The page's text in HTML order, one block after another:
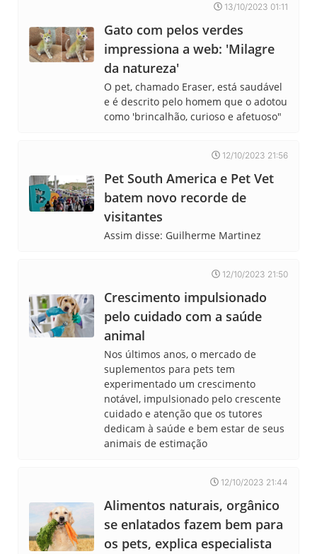
13/10/2023 01:11
Gato com pelos verdes
impressiona a web: 'Milagre
da natureza'
O pet, chamado Eraser, está saudável
e é descrito pelo homem que o adotou
como 'brincalhão, curioso e afetuoso"
12/10/2023 21:56
Pet South America e Pet Vet
batem novo recorde de
visitantes
Assim disse: Guilherme Martinez
12/10/2023 21:50
Crescimento impulsionado
pelo cuidado com a saúde
animal
Nos últimos anos, o mercado de
suplementos para pets tem
experimentado um crescimento
notável, impulsionado pelo crescente
cuidado e atenção que os tutores
dedicam à saúde e bem estar de seus
animais de estimação
12/10/2023 21:44
Alimentos naturais, orgânico
se enlatados fazem bem para
os pets, explica especialista